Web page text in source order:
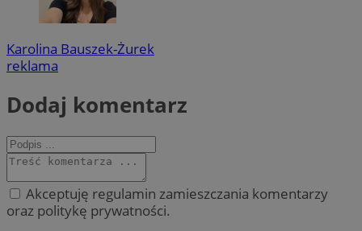
Karolina Bauszek-Żurek
reklama
Dodaj komentarz
Akceptuję regulamin zamieszczania komentarzy
oraz politykę prywatności.